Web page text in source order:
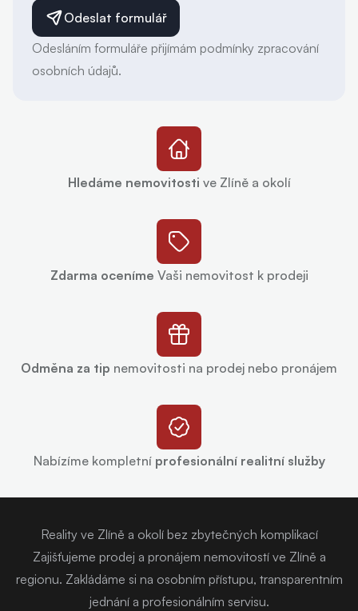
Odeslat formulář
Odesláním formuláře přijímám podmínky zpracování
osobních údajů.
Hledáme nemovitosti ve Zlíně a okolí
Zdarma oceníme Vaši nemovitost k prodeji
Odměna za tip nemovitosti na prodej nebo pronájem
Nabízíme kompletní profesionální realitní služby
Reality ve Zlíně a okolí bez zbytečných komplikací
Zajišťujeme prodej a pronájem nemovitostí ve Zlíně a
regionu. Zakládáme si na osobním přístupu, transparentním
jednání a profesionálním servisu.